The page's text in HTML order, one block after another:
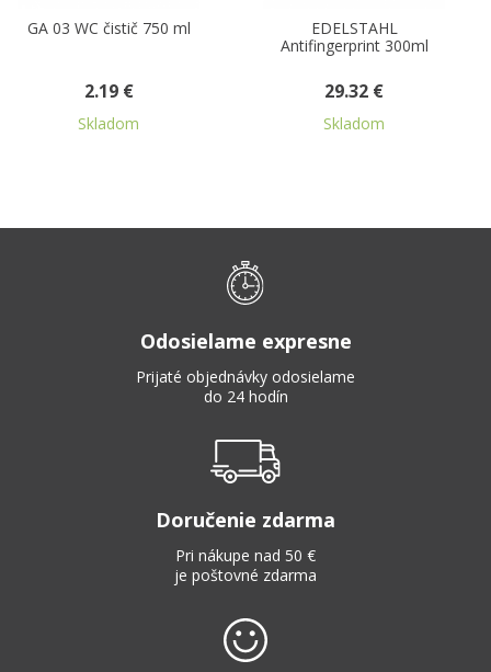
ml
EDELSTAHL
GA 11 leštiaci
na nábytok 500
Odosielame expresne
Prijaté objednávky odosielame
do 24 hodín
Doručenie zdarma
Pri nákupe nad 50 €
je poštovné zdarma